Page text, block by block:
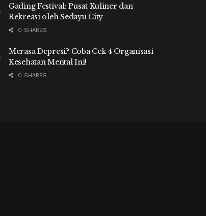
Gading Festival: Pusat Kuliner dan
Rekreasi oleh Sedayu City
0 SHARES
Merasa Depresi? Coba Cek 4 Organisasi
Kesehatan Mental Ini!
0 SHARES